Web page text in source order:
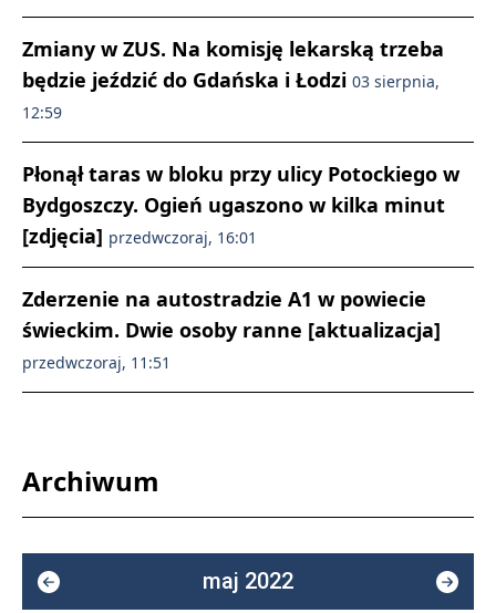
Zmiany w ZUS. Na komisję lekarską trzeba
będzie jeździć do Gdańska i Łodzi 03 sierpnia,
12:59
Płonął taras w bloku przy ulicy Potockiego w
Bydgoszczy. Ogień ugaszono w kilka minut
[zdjęcia] przedwczoraj, 16:01
Zderzenie na autostradzie A1 w powiecie
świeckim. Dwie osoby ranne [aktualizacja]
przedwczoraj, 11:51
Archiwum
maj 2022